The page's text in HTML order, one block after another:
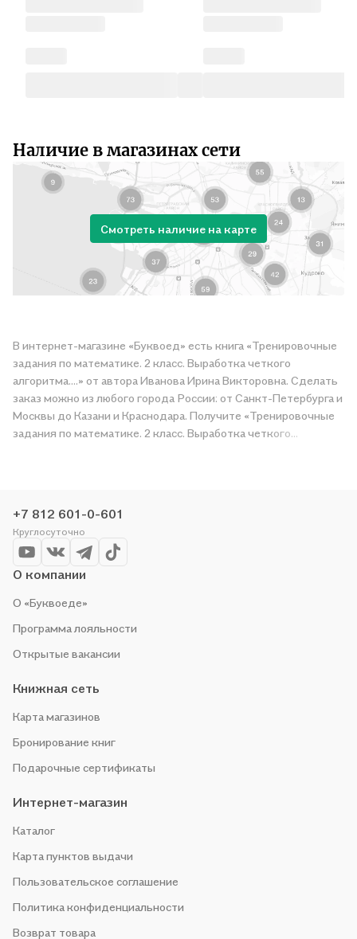
Наличие в магазинах сети
Смотреть наличие на карте
В интернет-магазине «Буквоед» есть книга «Тренировочные
задания по математике. 2 класс. Выработка четкого
алгоритма....» от автора Иванова Ирина Викторовна. Сделать
заказ можно из любого города России: от Санкт-Петербурга и
Москвы до Казани и Краснодара. Получите «Тренировочные
задания по математике. 2 класс. Выработка четкого
чтобы не упустить выгоду!
+7 812 601-0-601
Круглосуточно
О компании
О «Буквоеде»
Программа лояльности
Открытые вакансии
Книжная сеть
Карта магазинов
Бронирование книг
Подарочные сертификаты
Интернет-магазин
Каталог
Карта пунктов выдачи
Пользовательское соглашение
Политика конфиденциальности
Возврат товара